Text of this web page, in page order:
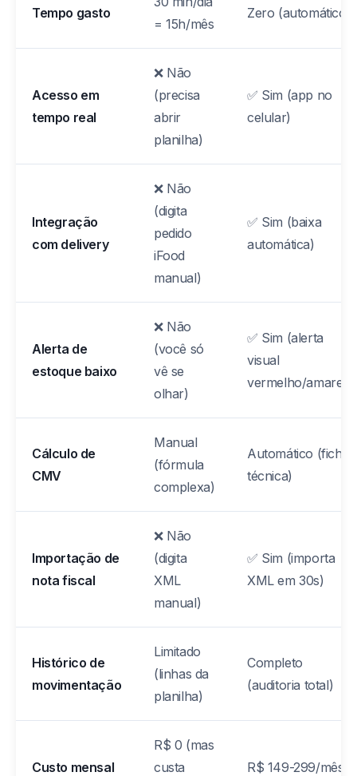
Tempo gasto
= 15h/mês
Zero (automático)
Acesso em
tempo real
❌ Não
(precisa
abrir
planilha)
✅ Sim (app no
celular)
Integração
com delivery
❌ Não
(digita
pedido
iFood
manual)
✅ Sim (baixa
automática)
Alerta de
estoque baixo
❌ Não
(você só
vê se
olhar)
✅ Sim (alerta
visual
vermelho/
Cálculo de
CMV
Manual
(fórmula
complexa)
Automático (ficha
técnica)
Importação de
nota fiscal
❌ Não
(digita
XML
manual)
✅ Sim (importa
XML em 30s)
Histórico de
movimentação
Limitado
(linhas da
planilha)
Completo
(auditoria total)
Custo mensal
R$ 0 (mas
custa
R$ 149-299/mês